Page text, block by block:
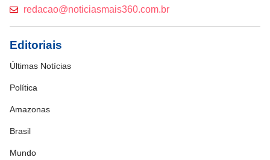
redacao@noticiasmais360.com.br
Editoriais
Últimas Notícias
Política
Amazonas
Brasil
Mundo